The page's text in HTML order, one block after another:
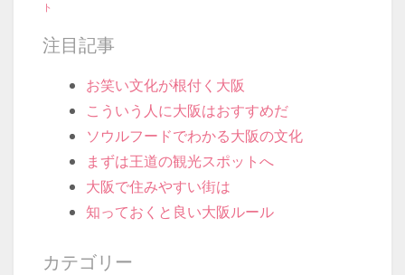
ト
注目記事
お笑い文化が根付く大阪
こういう人に大阪はおすすめだ
ソウルフードでわかる大阪の文化
まずは王道の観光スポットへ
大阪で住みやすい街は
知っておくと良い大阪ルール
カテゴリー